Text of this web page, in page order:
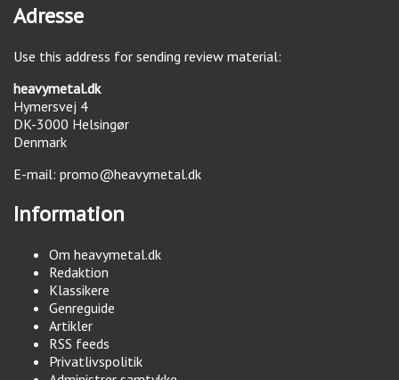
Adresse
Use this address for sending review material:
heavymetal.dk
Hymersvej 4
DK-3000 Helsingør
Denmark
E-mail: promo@heavymetal.dk
Information
Om heavymetal.dk
Redaktion
Klassikere
Genreguide
Artikler
RSS feeds
Privatlivspolitik